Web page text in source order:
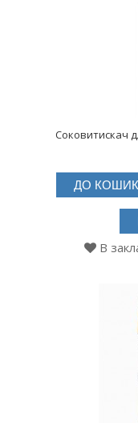
Соковитискач
ДО
В